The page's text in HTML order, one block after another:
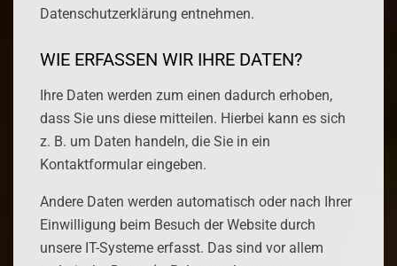
Datenschutzerklärung entnehmen.
WIE ERFASSEN WIR IHRE DATEN?
Ihre Daten werden zum einen dadurch erhoben,
dass Sie uns diese mitteilen. Hierbei kann es sich
z. B. um Daten handeln, die Sie in ein
Kontaktformular eingeben.
Andere Daten werden automatisch oder nach Ihrer
Einwilligung beim Besuch der Website durch
unsere IT-Systeme erfasst. Das sind vor allem